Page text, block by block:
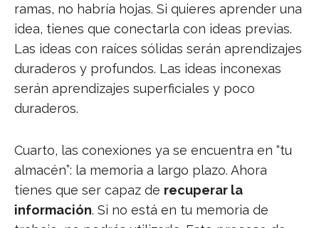
ramas, no habría hojas. Si quieres aprender una
idea, tienes que conectarla con ideas previas.
Las ideas con raíces sólidas serán aprendizajes
duraderos y profundos. Las ideas inconexas
serán aprendizajes superficiales y poco
duraderos.
Cuarto, las conexiones ya se encuentra en “tu
almacén”: la memoria a largo plazo. Ahora
tienes que ser capaz de recuperar la
información. Si no está en tu memoria de